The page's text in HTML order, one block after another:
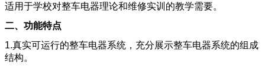
适用于学校对整车电器理论和维修实训的教学需要。
二、功能特点
1.真实可运行的整车电器系统，充分展示整车电器系统的组成
结构。